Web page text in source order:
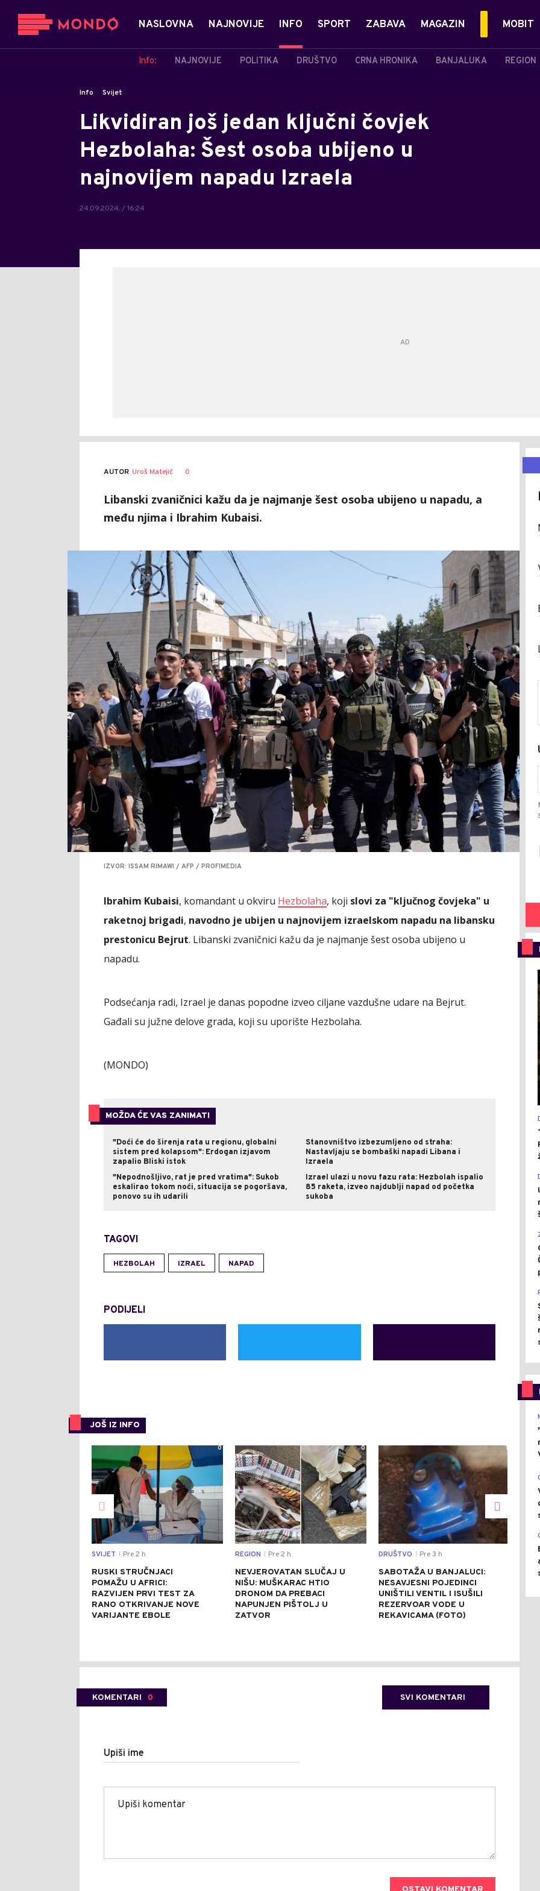
NASLOVNA NAJNOVIJE INFO
Info: NAJNOVIJE POLITIKA DRUŠTVO CRNA HRONIKA BANJALUKA REGION
SPORT ZABAVA MAGAZIN MOBIT
Info Svijet
Likvidiran još jedan ključni čovjek
Hezbolaha: Šest osoba ubijeno u
najnovijem napadu Izraela
24.09.2024. / 16:24
AUTOR Uroš Matejić 0
Libanski zvaničnici kažu da je najmanje šest osoba ubijeno u napadu, a
među njima i Ibrahim Kubaisi.
IZVOR: ISSAM RIMAWI / AFP / PROFIMEDIA
Ibrahim Kubaisi, komandant u okviru Hezbolaha, koji slovi za "ključnog čovjeka" u
raketnoj brigadi, navodno je ubijen u najnovijem izraelskom napadu na libansku
prestonicu Bejrut. Libanski zvaničnici kažu da je najmanje šest osoba ubijeno u
napadu.
Podsećanja radi, Izrael je danas popodne izveo ciljane vazdušne udare na Bejrut.
Gađali su južne delove grada, koji su uporište Hezbolaha.
(MONDO)
MOŽDA ĆE VAS ZANIMATI
"Doći će do širenja rata u regionu, globalni
sistem pred kolapsom": Erdogan izjavom
zapalio Bliski istok
Stanovništvo izbezumljeno od straha:
Nastavljaju se bombaški napadi Libana i
Izraela
"Nepodnošljivo, rat je pred vratima": Sukob
eskalirao tokom noći, situacija se pogoršava,
ponovo su ih udarili
Izrael ulazi u novu fazu rata: Hezbolah ispalio
85 raketa, izveo najdublji napad od početka
sukoba
TAGOVI
HEZBOLAH IZRAEL NAPAD
PODIJELI
JOŠ IZ INFO
0
SVIJET Pre 2 h
RUSKI STRUČNJACI
POMAŽU U AFRICI:
RAZVIJEN PRVI TEST ZA
RANO OTKRIVANJE NOVE
VARIJANTE EBOLE
0
REGION Pre 2 h
NEVJEROVATAN SLUČAJ U
NIŠU: MUŠKARAC HTIO
DRONOM DA PREBACI
NAPUNJEN PIŠTOLJ U
ZATVOR
1
DRUŠTVO Pre 3 h
SABOTAŽA U BANJALUCI:
NESAVJESNI POJEDINCI
UNIŠTILI VENTIL I ISUŠILI
REZERVOAR VODE U
REKAVICAMA (FOTO)
KOMENTARI 0 SVI KOMENTARI
Upiši ime